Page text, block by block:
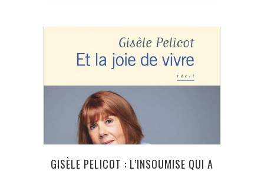
GISÈLE PELICOT : L’INSOUMISE QUI A